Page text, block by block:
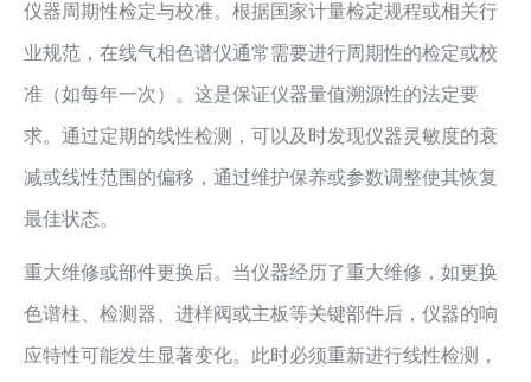
仪器周期性检定与校准。根据国家计量检定规程或相关行
业规范，在线气相色谱仪通常需要进行周期性的检定或校
准（如每年一次）。这是保证仪器量值溯源性的法定要
求。通过定期的线性检测，可以及时发现仪器灵敏度的衰
减或线性范围的偏移，通过维护保养或参数调整使其恢复
最佳状态。
重大维修或部件更换后。当仪器经历了重大维修，如更换
色谱柱、检测器、进样阀或主板等关键部件后，仪器的响
应特性可能发生显著变化。此时必须重新进行线性检测，